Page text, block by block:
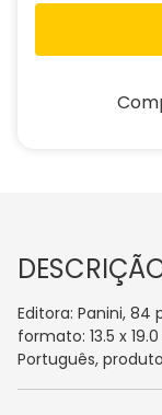
Editora: Panini,
formato: 13.5 x
Português,